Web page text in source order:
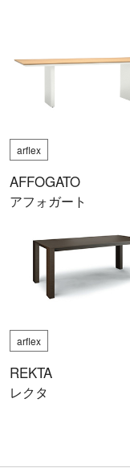
arflex
AFFOGATO
アフォガート
arflex
REKTA
レクタ